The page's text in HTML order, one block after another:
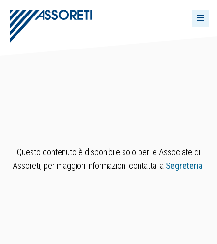
Questo contenuto è disponibile solo per le Associate di
Assoreti, per maggiori informazioni contatta la Segreteria